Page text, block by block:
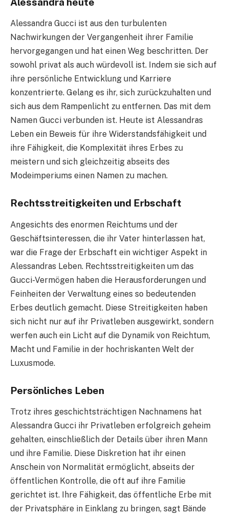
Alessandra Gucci ist aus den turbulenten
Nachwirkungen der Vergangenheit ihrer Familie
hervorgegangen und hat einen Weg beschritten. Der
sowohl privat als auch würdevoll ist. Indem sie sich auf
ihre persönliche Entwicklung und Karriere
konzentrierte. Gelang es ihr, sich zurückzuhalten und
sich aus dem Rampenlicht zu entfernen. Das mit dem
Namen Gucci verbunden ist. Heute ist Alessandras
Leben ein Beweis für ihre Widerstandsfähigkeit und
ihre Fähigkeit, die Komplexität ihres Erbes zu
meistern und sich gleichzeitig abseits des
Modeimperiums einen Namen zu machen.
Rechtsstreitigkeiten und Erbschaft
Angesichts des enormen Reichtums und der
Geschäftsinteressen, die ihr Vater hinterlassen hat,
war die Frage der Erbschaft ein wichtiger Aspekt in
Alessandras Leben. Rechtsstreitigkeiten um das
Gucci-Vermögen haben die Herausforderungen und
Feinheiten der Verwaltung eines so bedeutenden
Erbes deutlich gemacht. Diese Streitigkeiten haben
sich nicht nur auf ihr Privatleben ausgewirkt, sondern
werfen auch ein Licht auf die Dynamik von Reichtum,
Macht und Familie in der hochriskanten Welt der
Luxusmode.
Persönliches Leben
Trotz ihres geschichtsträchtigen Nachnamens hat
Alessandra Gucci ihr Privatleben erfolgreich geheim
gehalten, einschließlich der Details über ihren Mann
und ihre Familie. Diese Diskretion hat ihr einen
Anschein von Normalität ermöglicht, abseits der
öffentlichen Kontrolle, die oft auf ihre Familie
gerichtet ist. Ihre Fähigkeit, das öffentliche Erbe mit
der Privatsphäre in Einklang zu bringen, sagt Bände